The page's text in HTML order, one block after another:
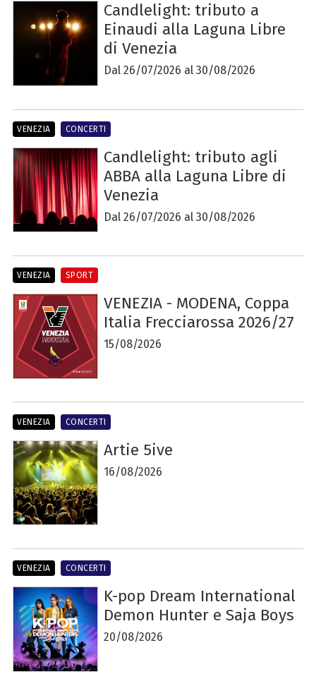
Candlelight: tributo a
Einaudi alla Laguna Libre
di Venezia
Dal 26/07/2026 al 30/08/2026
Candlelight: tributo agli
ABBA alla Laguna Libre di
Venezia
Dal 26/07/2026 al 30/08/2026
VENEZIA CONCERTI
VENEZIA - MODENA, Coppa
Italia Frecciarossa 2026/27
15/08/2026
VENEZIA SPORT
Artie 5ive
16/08/2026
VENEZIA CONCERTI
K-pop Dream International
Demon Hunter e Saja Boys
20/08/2026
VENEZIA CONCERTI